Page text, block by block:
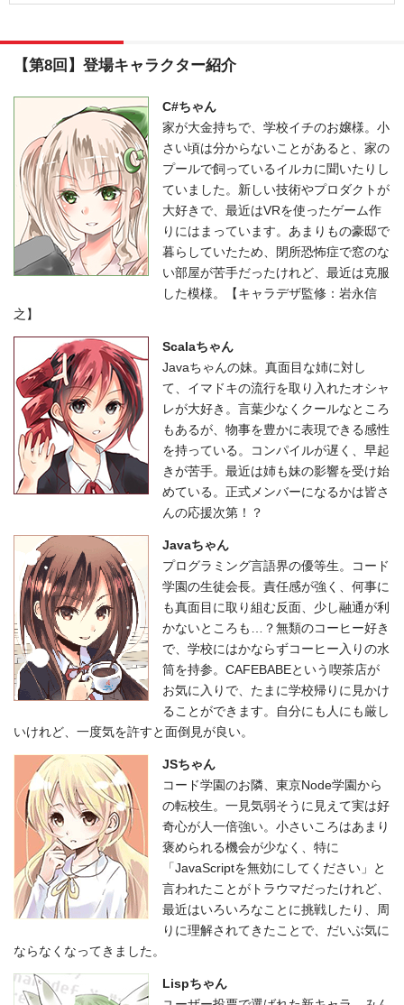
【第8回】登場キャラクター紹介
C#ちゃん
家が大金持ちで、学校イチのお嬢様。小
さい頃は分からないことがあると、家の
プールで飼っているイルカに聞いたりし
ていました。新しい技術やプロダクトが
大好きで、最近はVRを使ったゲーム作
りにはまっています。あまりもの豪邸で
暮らしていたため、閉所恐怖症で窓のな
い部屋が苦手だったけれど、最近は克服
した模様。【キャラデザ監修：岩永信
之】
Scalaちゃん
Javaちゃんの妹。真面目な姉に対し
て、イマドキの流行を取り入れたオシャ
レが大好き。言葉少なくクールなところ
もあるが、物事を豊かに表現できる感性
を持っている。コンパイルが遅く、早起
きが苦手。最近は姉も妹の影響を受け始
めている。正式メンバーになるかは皆さ
んの応援次第！？
Javaちゃん
プログラミング言語界の優等生。コード
学園の生徒会長。責任感が強く、何事に
も真面目に取り組む反面、少し融通が利
かないところも…？無類のコーヒー好き
で、学校にはかならずコーヒー入りの水
筒を持参。CAFEBABEという喫茶店が
お気に入りで、たまに学校帰りに見かけ
ることができます。自分にも人にも厳し
いけれど、一度気を許すと面倒見が良い。
JSちゃん
コード学園のお隣、東京Node学園から
の転校生。一見気弱そうに見えて実は好
奇心が人一倍強い。小さいころはあまり
褒められる機会が少なく、特に
「JavaScriptを無効にしてください」と
言われたことがトラウマだったけれど、
最近はいろいろなことに挑戦したり、周
りに理解されてきたことで、だいぶ気に
ならなくなってきました。
Lispちゃん